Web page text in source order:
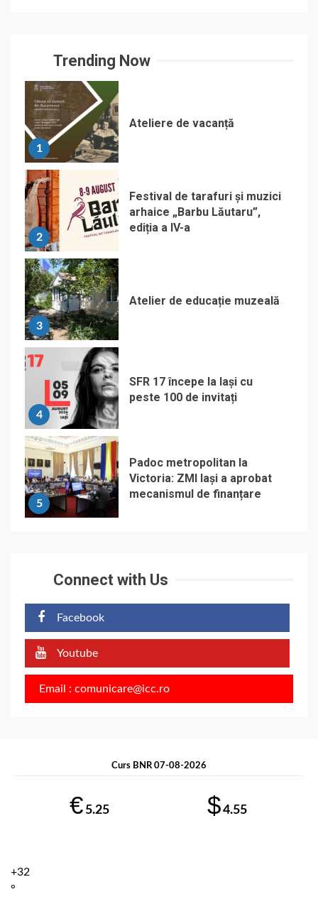
Trending Now
1
Ateliere de vacanță
2
Festival de tarafuri și muzici
arhaice „Barbu Lăutaru”,
ediția a IV-a
3
Atelier de educație muzeală
4
SFR 17 începe la Iași cu
peste 100 de invitați
5
Padoc metropolitan la
Victoria: ZMI Iași a aprobat
mecanismul de finanțare
Connect with Us
Facebook
Youtube
Email : comunicare@icc.ro
Curs BNR 07-08-2026
€ 5.25 $4.55
+32
°